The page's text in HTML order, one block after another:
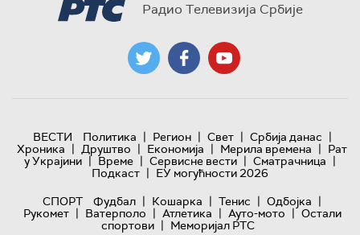
Радио Телевизија Србије
ВЕСТИ Политика | Регион | Свет | Србија данас |
Хроника | Друштво | Економија | Мерила времена | Рат
у Украјини | Време | Сервисне вести | Сматрачница |
Подкаст | ЕУ могућности 2026
СПОРТ
Фудбал | Кошарка | Тенис | Одбојка |
Рукомет | Ватерполо | Атлетика | Ауто-мото | Остали
спортови | Меморијал РТС